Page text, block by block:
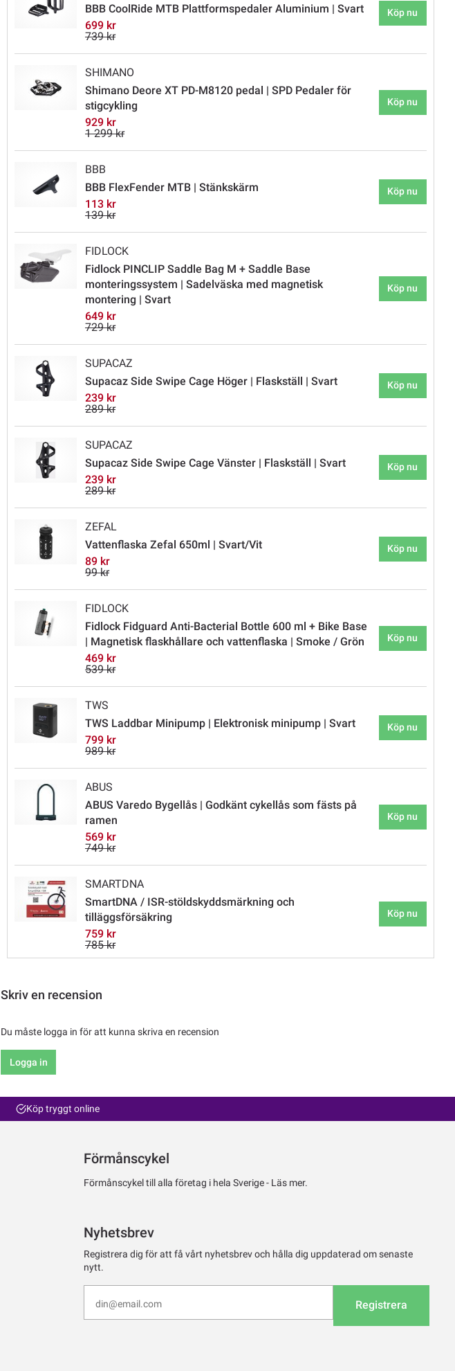
BBB CoolRide MTB Plattformspedaler Aluminium | Svart
699 kr
739 kr
Köp nu
SHIMANO
Shimano Deore XT PD-M8120 pedal | SPD Pedaler för
stigcykling
929 kr
1 299 kr
Köp nu
BBB
BBB FlexFender MTB | Stänkskärm
113 kr
139 kr
Köp nu
FIDLOCK
Fidlock PINCLIP Saddle Bag M + Saddle Base
monteringssystem | Sadelväska med magnetisk
montering | Svart
649 kr
729 kr
Köp nu
SUPACAZ
Supacaz Side Swipe Cage Höger | Flaskställ | Svart
239 kr
289 kr
Köp nu
SUPACAZ
Supacaz Side Swipe Cage Vänster | Flaskställ | Svart
239 kr
289 kr
Köp nu
ZEFAL
Vattenflaska Zefal 650ml | Svart/Vit
89 kr
99 kr
Köp nu
FIDLOCK
Fidlock Fidguard Anti-Bacterial Bottle 600 ml + Bike Base
| Magnetisk flaskhållare och vattenflaska | Smoke / Grön
469 kr
539 kr
Köp nu
TWS
TWS Laddbar Minipump | Elektronisk minipump | Svart
799 kr
989 kr
Köp nu
ABUS
ABUS Varedo Bygellås | Godkänt cykellås som fästs på
ramen
569 kr
749 kr
Köp nu
SMARTDNA
SmartDNA / ISR-stöldskyddsmärkning och
tilläggsförsäkring
759 kr
785 kr
Köp nu
Skriv en recension
Du måste logga in för att kunna skriva en recension
Logga in
Köp tryggt online
Förmånscykel
Förmånscykel till alla företag i hela Sverige - Läs mer.
Nyhetsbrev
Registrera dig för att få vårt nyhetsbrev och hålla dig uppdaterad om senaste
nytt.
Registrera